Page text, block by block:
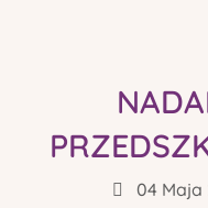
04 Maja